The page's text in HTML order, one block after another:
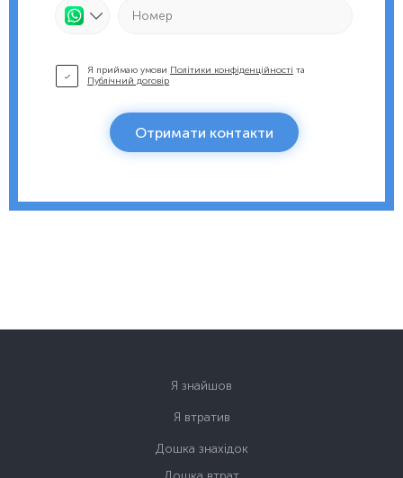
Я приймаю умови Політики конфіденційності та
Публічний договір
Отримати контакти
Я знайшов
Я втратив
Дошка знахідок